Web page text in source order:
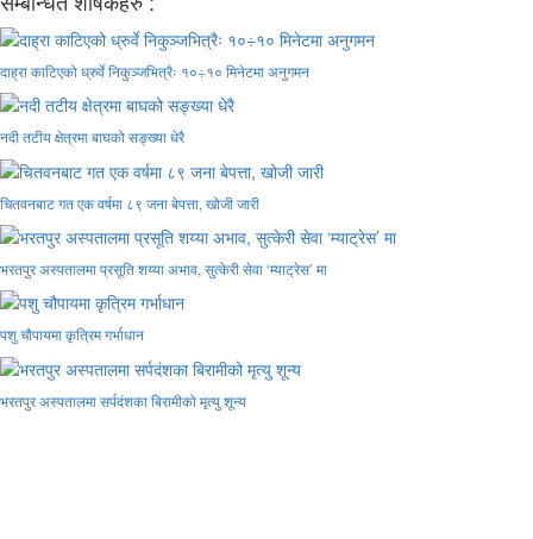
दाह्रा काटिएको ध्रुर्वे निकुञ्जभित्रैः १०÷१० मिनेटमा अनुगमन
नदी तटीय क्षेत्रमा बाघको सङ्ख्या धेरै
चितवनबाट गत एक वर्षमा ८९ जना बेपत्ता, खोजी जारी
भरतपुर अस्पतालमा प्रसूति शय्या अभाव, सुत्केरी सेवा ‘म्याट्रेस’ मा
पशु चौपायमा कृत्रिम गर्भाधान
भरतपुर अस्पतालमा सर्पदंशका बिरामीको मृत्यु शून्य